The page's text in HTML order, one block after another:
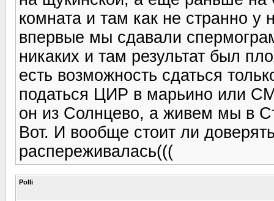
комната и там как не странно у
впервые мы сдавали
никаких и там результат был
есть возможность сдаться
податься ЦИР в марьино или
он из Солнцево, а живем мы в
Вот. И вообще стоит ли
распереживалась(((
Polli